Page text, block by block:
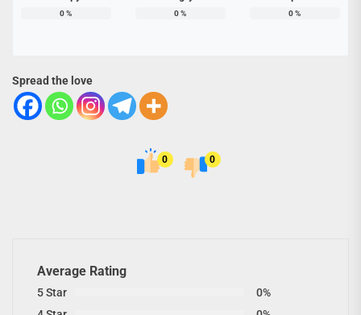
0% 0% 0%
Spread the love
0 0
Average Rating
5 Star
0%